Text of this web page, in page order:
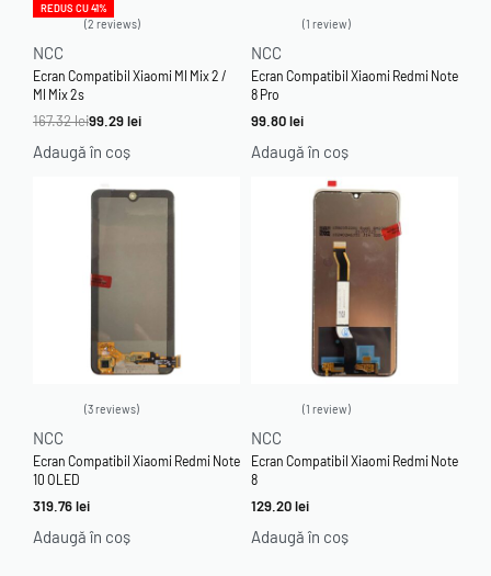
REDUS CU 41%
2 reviews
NCC
Ecran Compatibil Xiaomi MI Mix 2 /
MI Mix 2s
167.32lei99.29lei
Adaugă în coș
1 review
NCC
Ecran Compatibil Xiaomi Redmi Note
8 Pro
99.80lei
Adaugă în coș
3 reviews
NCC
Ecran Compatibil Xiaomi Redmi Note
10 OLED
319.76lei
Adaugă în coș
1 review
NCC
Ecran Compatibil Xiaomi Redmi Note
8
129.20lei
Adaugă în coș